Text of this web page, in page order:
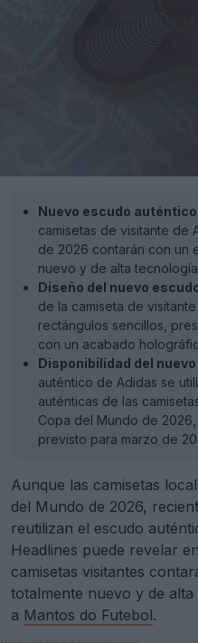
Nuevo escudo
camisetas de visitante de
de 2026 contarán con un
nuevo y de alta
Diseño del nuevo
de la camiseta de
rectángulos sencillos,
con un acabado
Disponibilidad del
auténtico de Adidas se
auténticas de las
Copa del Mundo de
previsto para marzo de
Aunque las camisetas
del Mundo de 2026,
reutilizan el escudo
Headlines puede revelar
camisetas visitantes
totalmente nuevo y de
a Mantos do Futebol.